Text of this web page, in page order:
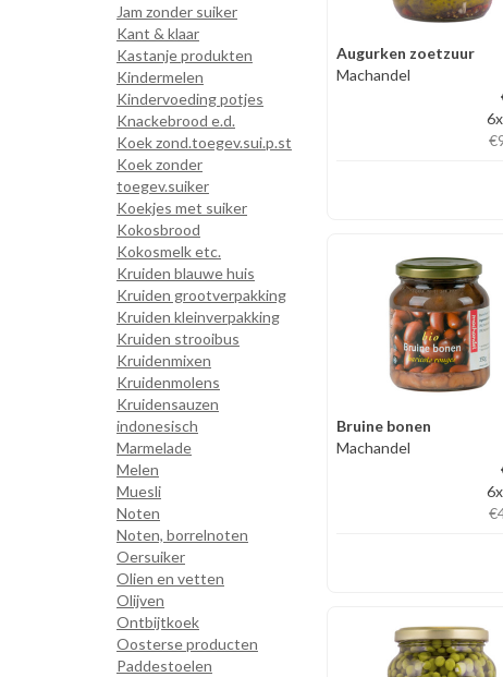
Jam zonder suiker
Kant & klaar
Kastanje produkten
Kindermelen
Kindervoeding potjes
Knackebrood e.d.
Koek zond.toegev.sui.p.st
Koek zonder
toegev.suiker
Koekjes met suiker
Kokosbrood
Kokosmelk etc.
Kruiden blauwe huis
Kruiden grootverpakking
Kruiden kleinverpakking
Kruiden strooibus
Kruidenmixen
Kruidenmolens
Kruidensauzen
indonesisch
Marmelade
Melen
Muesli
Noten
Noten, borrelnoten
Oersuiker
Olien en vetten
Olijven
Ontbijtkoek
Oosterse producten
Paddestoelen
Augurken zoetzuur
Machandel
Bruine bonen
Machandel